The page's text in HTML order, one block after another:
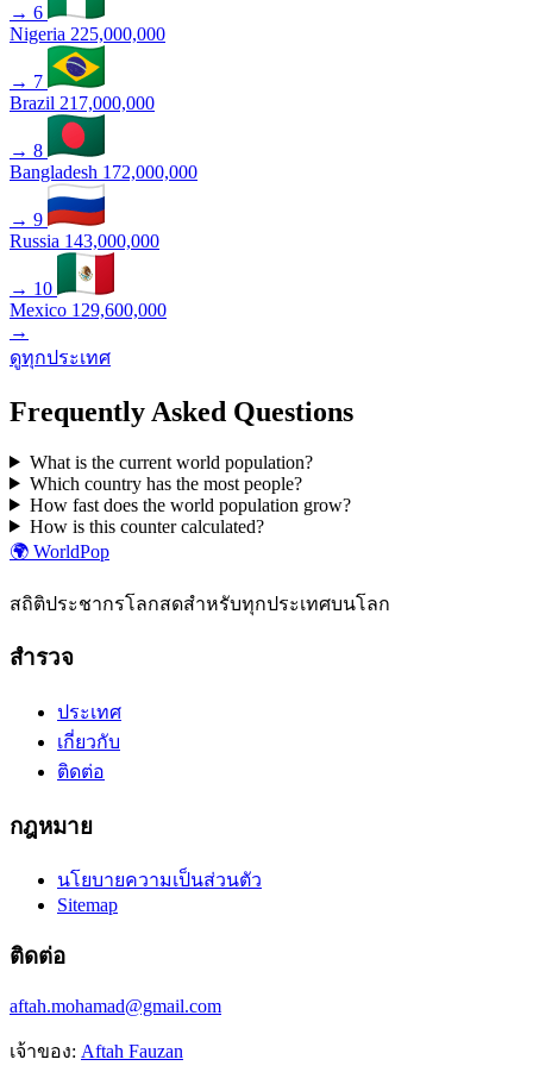
→ 6
Nigeria 225,000,000
→ 7
Brazil 217,000,000
→ 8
Bangladesh 172,000,000
→ 9
Russia 143,000,000
→ 10
Mexico 129,600,000
→
ดูทุกประเทศ
Frequently Asked Questions
What is the current world population?
Which country has the most people?
How fast does the world population grow?
How is this counter calculated?
🌍 WorldPop
สถิติประชากรโลกสดสำหรับทุกประเทศบนโลก
สำรวจ
ประเทศ
เกี่ยวกับ
ติดต่อ
กฎหมาย
นโยบายความเป็นส่วนตัว
Sitemap
ติดต่อ
aftah.mohamad@gmail.com
เจ้าของ: Aftah Fauzan